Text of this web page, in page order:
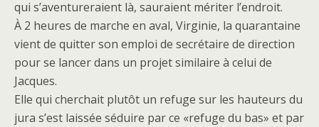
qui s’aventureraient là, sauraient mériter l’endroit.
À 2 heures de marche en aval, Virginie, la quarantaine
vient de quitter son emploi de secrétaire de direction
pour se lancer dans un projet similaire à celui de
Jacques.
Elle qui cherchait plutôt un refuge sur les hauteurs du
jura s’est laissée séduire par ce «refuge du bas» et par